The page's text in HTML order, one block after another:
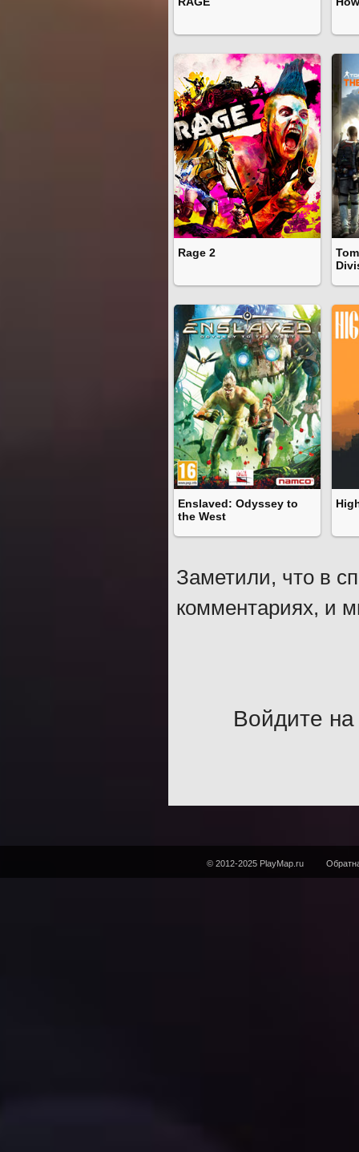
Rage 2
Enslaved: Odyssey to
the West
Заметили, что в
комментариях, и
Войдите на
© 2012-2025 PlayMap.ru